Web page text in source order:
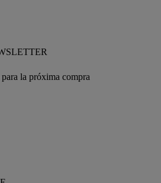
la próxima compra